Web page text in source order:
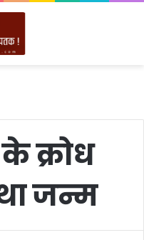
क्रोध
जन्म